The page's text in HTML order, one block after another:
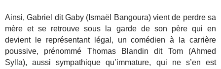
Ainsi, Gabriel dit Gaby (Ismaël Bangoura) vient de perdre sa
mère et se retrouve sous la garde de son père qui en
devient le représentant légal, un comédien à la carrière
poussive, prénommé Thomas Blandin dit Tom (Ahmed
Sylla), aussi sympathique qu’immature, qui ne s’en est